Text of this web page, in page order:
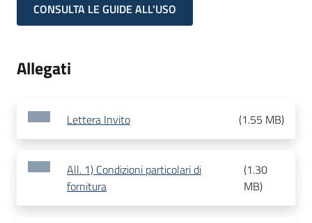
CONSULTA LE GUIDE ALL'USO
Allegati
Lettera Invito (1.55 MB)
All. 1) Condizioni particolari di
fornitura
(1.30
MB)